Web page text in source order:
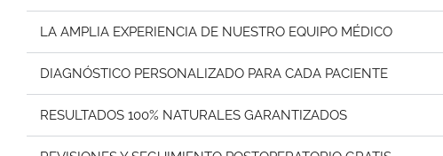
LA AMPLIA EXPERIENCIA DE NUESTRO EQUIPO MÉDICO
DIAGNÓSTICO PERSONALIZADO PARA CADA PACIENTE
RESULTADOS 100% NATURALES GARANTIZADOS